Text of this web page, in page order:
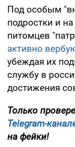
Под особым
подростки и
питомцев
активно
убеждая их
службу в
достижения
Только
Telegram-
на фейки!